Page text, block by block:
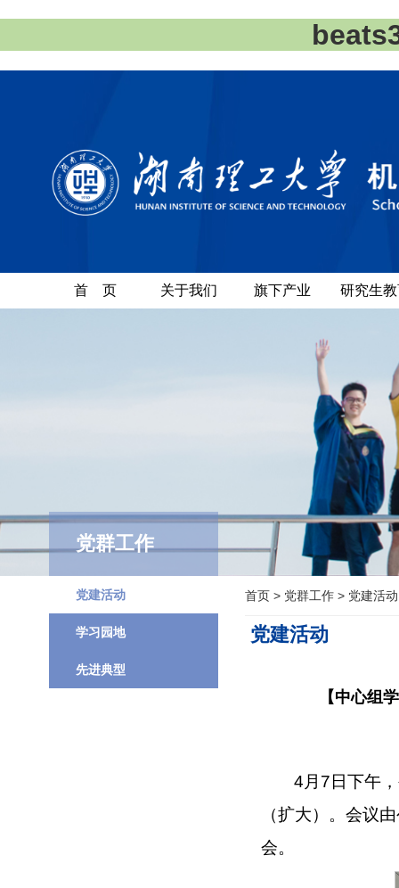
首 页 关于我们 旗下产业 研究生
党群工作
党建活动
学习园地
先进典型
首页 > 党群工作 > 党建活动
党建活动
【中心组
4月7日下午
（扩大）。会议
会。